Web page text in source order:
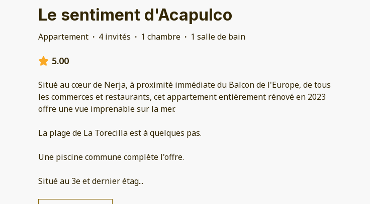
Le sentiment d'Acapulco
Appartement · 4 invités · 1 chambre · 1 salle de bain
5.00
Situé au cœur de Nerja, à proximité immédiate du Balcon de l'Europe, de tous
les commerces et restaurants, cet appartement entièrement rénové en 2023
offre une vue imprenable sur la mer.
La plage de La Torecilla est à quelques pas.
Une piscine commune complète l'offre.
Situé au 3e et dernier étag...